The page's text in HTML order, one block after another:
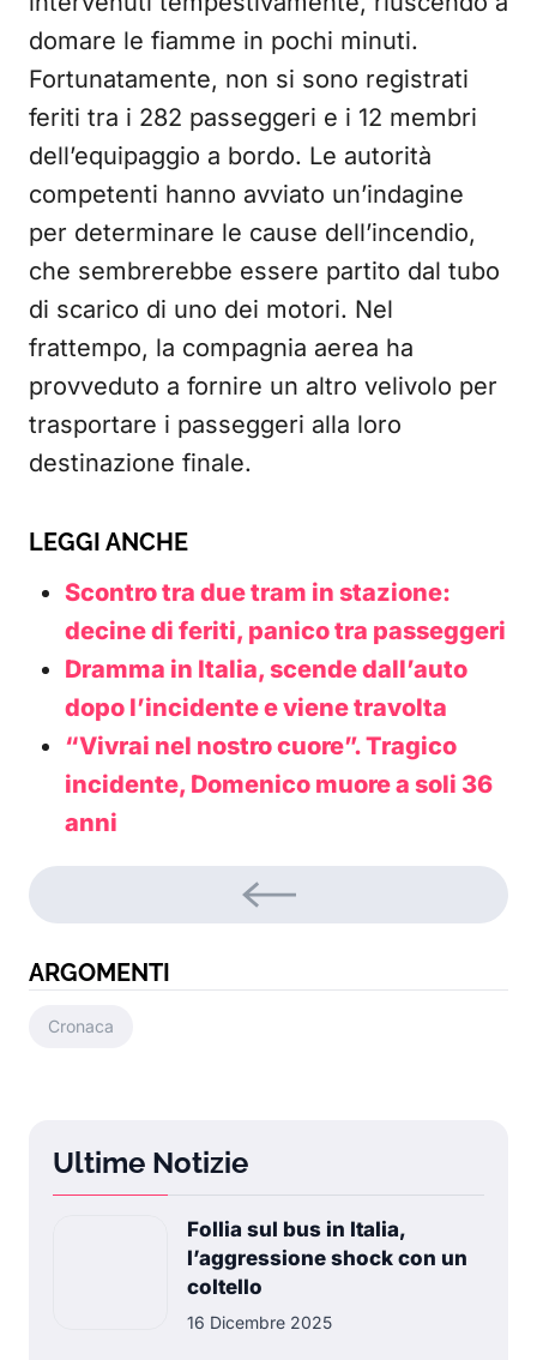
domare le fiamme in pochi minuti.
Fortunatamente, non si sono registrati
feriti tra i 282 passeggeri e i 12 membri
dell’equipaggio a bordo. Le autorità
competenti hanno avviato un’indagine
per determinare le cause dell’incendio,
che sembrerebbe essere partito dal tubo
di scarico di uno dei motori. Nel
frattempo, la compagnia aerea ha
provveduto a fornire un altro velivolo per
trasportare i passeggeri alla loro
destinazione finale.
LEGGI ANCHE
Scontro tra due tram in stazione:
decine di feriti, panico tra passeggeri
Dramma in Italia, scende dall’auto
dopo l’incidente e viene travolta
“Vivrai nel nostro cuore”. Tragico
incidente, Domenico muore a soli 36
anni
ARGOMENTI
Cronaca
Ultime Notizie
Follia sul bus in Italia,
l’aggressione shock con un
coltello
16 Dicembre 2025